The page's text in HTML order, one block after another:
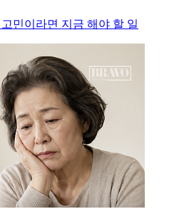
민이라면 지금 해야 할 일